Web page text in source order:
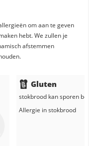
om aan te geven
hebt. We zullen je
afstemmen
Gluten
stokbroodkan sporen
Allergie instokbrood